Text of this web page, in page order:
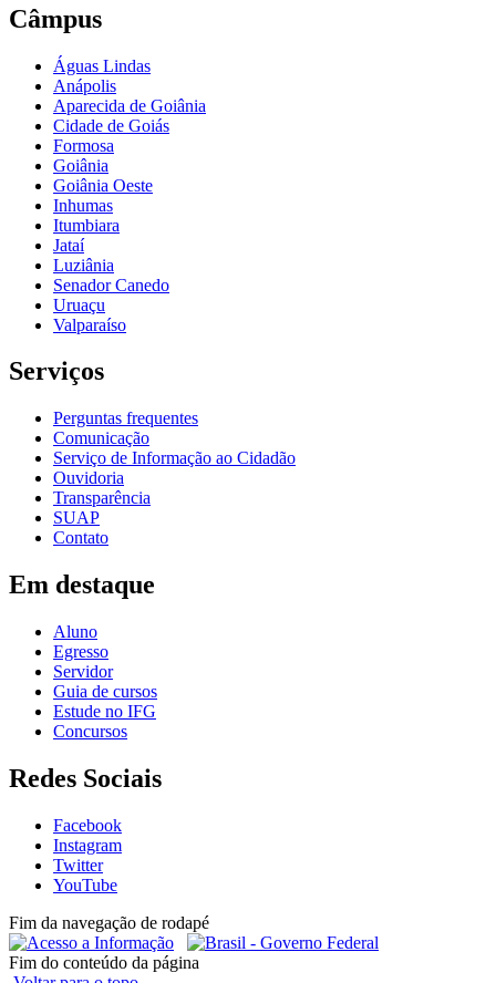
Câmpus
Águas Lindas
Anápolis
Aparecida de Goiânia
Cidade de Goiás
Formosa
Goiânia
Goiânia Oeste
Inhumas
Itumbiara
Jataí
Luziânia
Senador Canedo
Uruaçu
Valparaíso
Serviços
Perguntas frequentes
Comunicação
Serviço de Informação ao Cidadão
Ouvidoria
Transparência
SUAP
Contato
Em destaque
Aluno
Egresso
Servidor
Guia de cursos
Estude no IFG
Concursos
Redes Sociais
Facebook
Instagram
Twitter
YouTube
Fim da navegação de rodapé
Fim do conteúdo da página